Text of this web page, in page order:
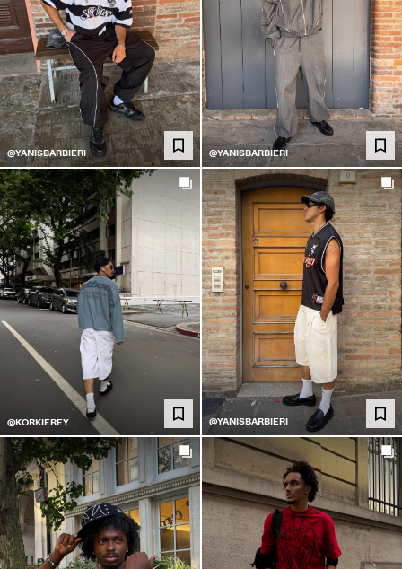
@YANISBARBIERI @YANISBARBIERI
@KORKIEREY @YANISBARBIERI